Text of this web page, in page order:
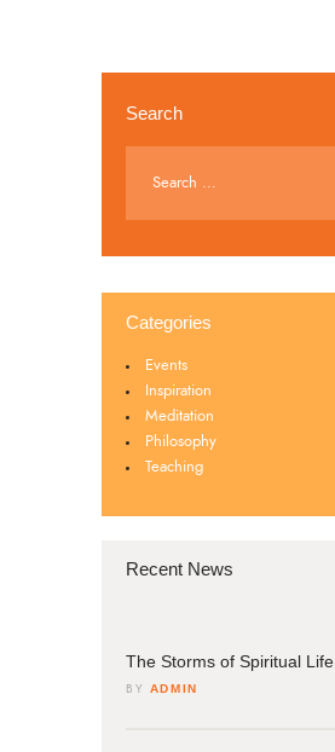
Search
Categories
Events
Inspiration
Meditation
Philosophy
Teaching
Recent News
The Storms of Spiritual Life
BY ADMIN